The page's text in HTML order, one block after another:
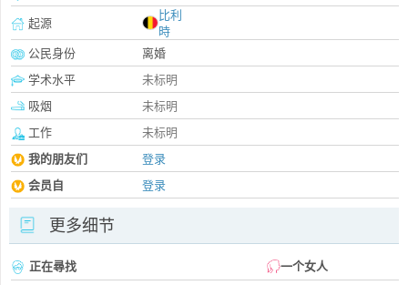
起源
比利
時
公民身份
离婚
学术水平
未标明
吸烟
未标明
工作
未标明
我的朋友们
登录
会员自
登录
更多细节
正在尋找
一个女人